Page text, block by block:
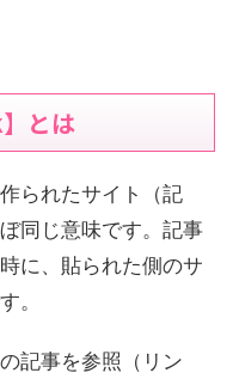
とは
られたサイト（記
同じ意味です。記事
に、貼られた側のサ
。
記事を参照（リン